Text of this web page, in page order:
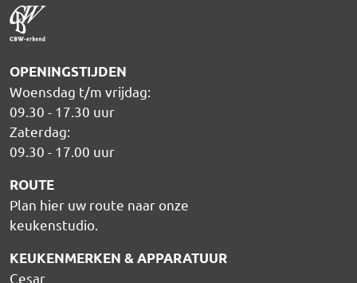
OPENINGSTIJDEN
Woensdag t/m vrijdag:
09.30 - 17.30 uur
Zaterdag:
09.30 - 17.00 uur
ROUTE
Plan hier uw route naar onze
keukenstudio
KEUKENMERKEN & APPARATUUR
Cesar